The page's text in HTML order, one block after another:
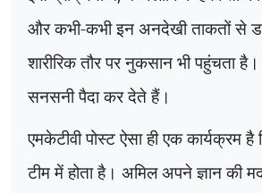
और कभी-कभी इन अनदेखी ताकतों से
शारीरिक तौर पर नुकसान भी पहुंचता
सनसनी पैदा कर देते हैं।
एमकेटीवी पोस्ट ऐसा ही एक कार्यक्रम
टीम में होता है। अमिल अपने ज्ञान की